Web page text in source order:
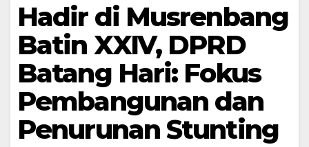
Hadir di Musrenbang
Batin XXIV, DPRD
Batang Hari: Fokus
Pembangunan dan
Penurunan Stunting